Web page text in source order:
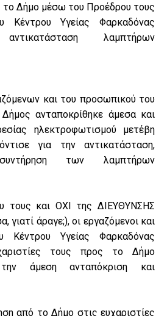
το Δήμο μέσω του Προέδρου τους
Κέντρου Υγείας Φαρκαδόνας
λαμπτήρων
και του προσωπικού του
ανταποκρίθηκε άμεσα και
ηλεκτροφωτισμού μετέβη
για την αντικατάσταση,
των λαμπτήρων
τους και ΟΧΙ της ΔΙΕΥΘΥΝΣΗΣ
γιατί άραγε;), οι εργαζόμενοι και
Υγείας Φαρκαδόνας
τους προς το Δήμο
άμεση ανταπόκριση και
από το Δήμο στις ευχαριστίες